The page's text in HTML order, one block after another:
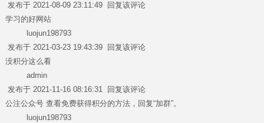
发布于 2021-08-09 23:11:49
回复该评论
学习的好网站
luojun198793
发布于 2021-03-23 19:43:39
回复该评论
没积分这么看
admin
发布于 2021-11-16 08:16:31
回复该评论
公注公众号 查看免费获得积分的方法，回复“加群”。
luojun198793